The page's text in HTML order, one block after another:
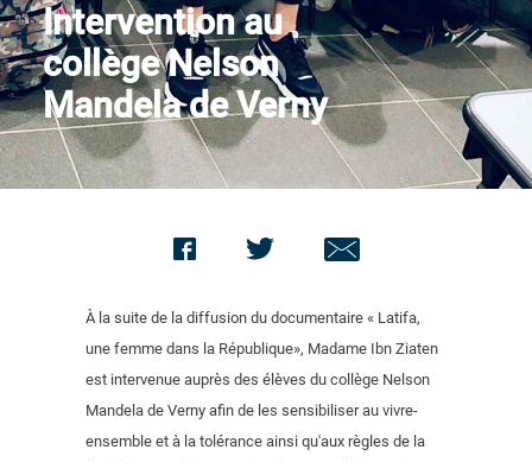
Intervention au
collège Nelson
Mandela de Verny
À la suite de la diffusion du documentaire « Latifa,
une femme dans la République», Madame Ibn Ziaten
est intervenue auprès des élèves du collège Nelson
Mandela de Verny afin de les sensibiliser au vivre-
ensemble et à la tolérance ainsi qu'aux règles de la